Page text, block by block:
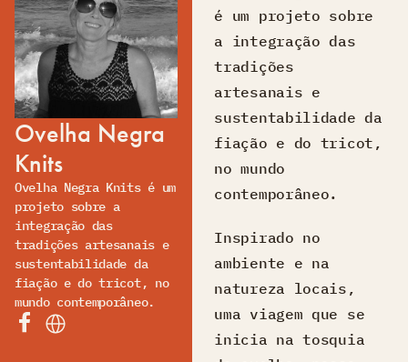
Formação
Residências Criativas
Projetos
A AcontecerMontra
Sobre Nós
Contactos
Ovelha Negra
Knits
Ovelha Negra Knits é um
projeto sobre a
integração das
tradições artesanais e
sustentabilidade da
fiação e do tricot, no
mundo contemporâneo.
é um projeto sobre
a integração das
tradições
artesanais e
sustentabilidade da
fiação e do tricot,
no mundo
contemporâneo.
Inspirado no
ambiente e na
natureza locais,
uma viagem que se
inicia na tosquia